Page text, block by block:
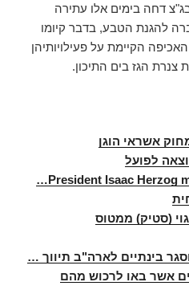
דחה בימים אלו עתירה
להגנת הטבע, בדבר קיומו
הקיימת על פעילויותיהן
צנרת הגז בים התיכון.
אשראי הוגן
לפועל
President Isaac Herzog
(סטיק) ממטוס
בינתיים לארה"ב תיווך …
אשר באו לרכוש מהם